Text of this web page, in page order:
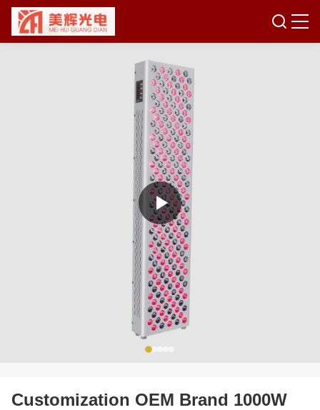
Customization OEM Brand 1000W